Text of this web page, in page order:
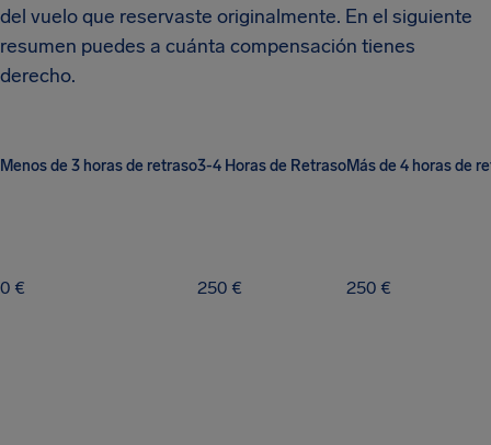
del vuelo que reservaste originalmente. En el siguiente
resumen puedes a cuánta compensación tienes
derecho.
Menos de 3 horas de retraso3-4 Horas de RetrasoMás de 4 horas de
0 € 250 € 250 €